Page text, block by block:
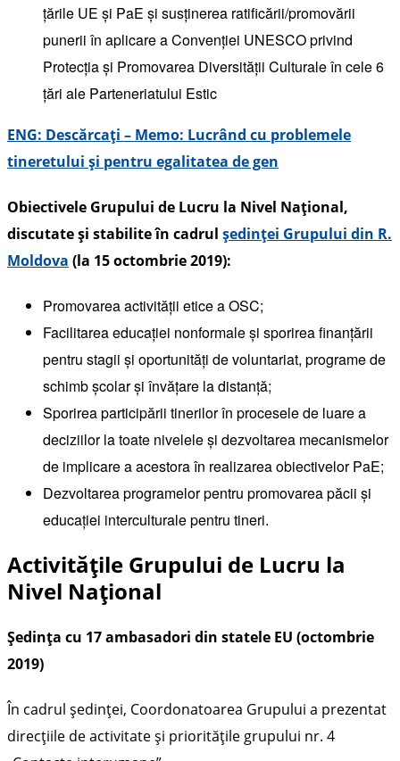
țările UE și PaE și susținerea ratificării/promovării
punerii în aplicare a Convenției UNESCO privind
Protecția și Promovarea Diversității Culturale în cele 6
țări ale Parteneriatului Estic
ENG: Descărcați – Memo: Lucrând cu problemele
tineretului și pentru egalitatea de gen
Obiectivele Grupului de Lucru la Nivel Național,
discutate și stabilite în cadrul ședinței Grupului din R.
Moldova (la 15 octombrie 2019):
Promovarea activității etice a OSC;
Facilitarea educației nonformale și sporirea finanțării
pentru stagii și oportunități de voluntariat, programe de
schimb școlar și învățare la distanță;
Sporirea participării tinerilor în procesele de luare a
deciziilor la toate nivelele și dezvoltarea mecanismelor
de implicare a acestora în realizarea obiectivelor PaE;
Dezvoltarea programelor pentru promovarea păcii și
educației interculturale pentru tineri.
Activitățile Grupului de Lucru la
Nivel Național
Ședința cu 17 ambasadori din statele EU (octombrie
2019)
În cadrul ședinței, Coordonatoarea Grupului a prezentat
direcțiile de activitate și prioritățile grupului nr. 4